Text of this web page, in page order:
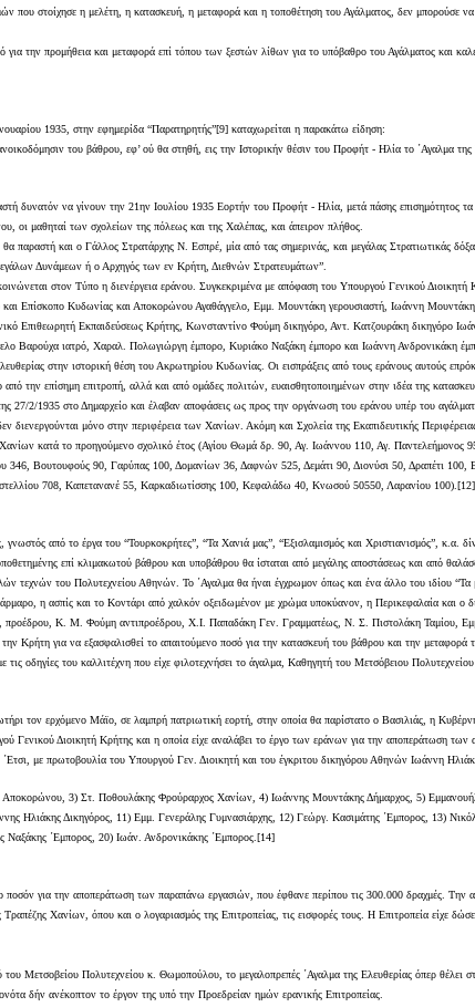
στοίχησε η μελέτη, η κατασκευή, η μεταφορά και η τοποθέτηση του Αγάλματος, δεν μπορούσε
την προμήθεια και μεταφορά επί τόπου των ξεστών λίθων για το υπόβαθρο του Αγάλματος και
1935, στην εφημερίδα “Παρατηρητής”[9] καταχωρείται η παρακάτω είδηση:
του βάθρου, εφ’ ού θα στηθή, εις την Ιστορικήν θέσιν του Προφήτ - Ηλία το ΄Αγαλμα
δυνατόν να γίνουν την 21ην Ιουλίου 1935 Εορτήν του Προφήτ - Ηλία, μετά πάσης επισημότητος
οι μαθηταί των σχολείων της πόλεως και της Χαλέπας, και άπειρον πλήθος.
θα παραστή και ο Γάλλος Στρατάρχης Ν. Εσπρέ, μία από τας σημερινάς, και μεγάλας Στρατιωτικάς
Δυνάμεων ή ο Αρχηγός των εν Κρήτη, Διεθνών Στρατευμάτων”.
στον Τύπο η διενέργεια εράνου. Συγκεκριμένα με απόφαση του Υπουργού Γενικού
Επίσκοπο Κυδωνίας και Αποκορώνου Αγαθάγγελο, Εμμ. Μουντάκη γερουσιαστή, Ιωάννη
Επιθεωρητή Εκπαιδεύσεως Κρήτης, Κωνσταντίνο Φούμη δικηγόρο, Αντ. Κατζουράκη δικηγόρο
Βαρούχα ιατρό, Χαραλ. Πολωγιώργη έμπορο, Κυριάκο Ναξάκη έμπορο και Ιωάννη Ανδρονικάκη
στην ιστορική θέση του Ακρωτηρίου Κυδωνίας. Οι εισπράξεις από τους εράνους αυτούς
από την επίσημη επιτροπή, αλλά και από ομάδες πολιτών, ευαισθητοποιημένων στην ιδέα της
27/2/1935 στο Δημαρχείο και έλαβαν αποφάσεις ως προς την οργάνωση του εράνου υπέρ του
διενεργούνται μόνο στην περιφέρεια των Χανίων. Ακόμη και Σχολεία της Εκαπιδευτικής
Χανίων κατά το προηγούμενο σχολικό έτος (Αγίου Θωμά δρ. 90, Αγ. Ιωάννου 110, Αγ.
346, Βουτουφούς 90, Γαρύπας 100, Δομανίων 36, Δαφνών 525, Δεμάτι 90, Διονύσι 50, Δραπέτι
708, Καπετανανέ 55, Καρκαδιωτίσσης 100, Κεφαλάδω 40, Κνωσού 50550, Λαρανίου 100).[12]
από το έργα του “Τουρκοκρήτες”, “Τα Χανιά μας”, “Εξισλαμισμός και Χριστιανισμός”, κ.α.
επί κλιμακωτού βάθρου και υποβάθρου θα ίσταται από μεγάλης αποστάσεως και από
του Πολυτεχνείου Αθηνών. Το ΄Αγαλμα θα ήναι έγχρωμον όπως και ένα άλλο του ιδίου “Τα
η ασπίς και το Κοντάρι από χαλκόν οξειδωμένον με χρώμα υποκύανον, η Περικεφαλαία και ο
προέδρου, Κ. Μ. Φούμη αντιπροέδρου, Χ.Ι. Παπαδάκη Γεν. Γραμματέως, Ν. Σ. Πιστολάκη
Κρήτη για να εξασφαλισθεί το απαιτούμενο ποσό για την κατασκευή του βάθρου και την
τις οδηγίες του καλλιτέχνη που είχε φιλοτεχνήσει το άγαλμα, Καθηγητή του Μετσόβειου
τον ερχόμενο Μάϊο, σε λαμπρή πατριωτική εορτή, στην οποία θα παρίστατο ο Βασιλιάς, η
Διοικητή Κρήτης και η οποία είχε αναλάβει το έργο των εράνων για την αποπεράτωση
με πρωτοβουλία του Υπουργού Γεν. Διοικητή και του έγκριτου δικηγόρου Αθηνών Ιωάννη
3) Στ. Ποθουλάκης Φρούραρχος Χανίων, 4) Ιωάννης Μουντάκης Δήμαρχος, 5)
Ηλιάκης Δικηγόρος, 11) Εμμ. Γενεράλης Γυμνασιάρχης, 12) Γεώργ. Κασιμάτης ΄Εμπορος, 13)
΄Εμπορος, 20) Ιωάν. Ανδρονικάκης ΄Εμπορος.[14]
για την αποπεράτωση των παραπάνω εργασιών, που έφθανε περίπου τις 300.000 δραχμές. Την
Χανίων, όπου και ο λογαριασμός της Επιτροπείας, τις εισφορές τους. Η Επιτροπεία είχε
Μετσοβείου Πολυτεχνείου κ. Θωμοπούλου, το μεγαλοπρεπές ΄Αγαλμα της Ελευθερίας όπερ θέλει
δήν ανέκοπτον το έργον της υπό την Προεδρείαν ημών ερανικής Επιτροπείας.